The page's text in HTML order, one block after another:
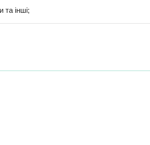
та інші;